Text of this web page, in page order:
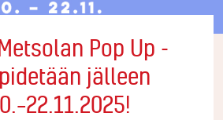
Pop Up -
jälleen